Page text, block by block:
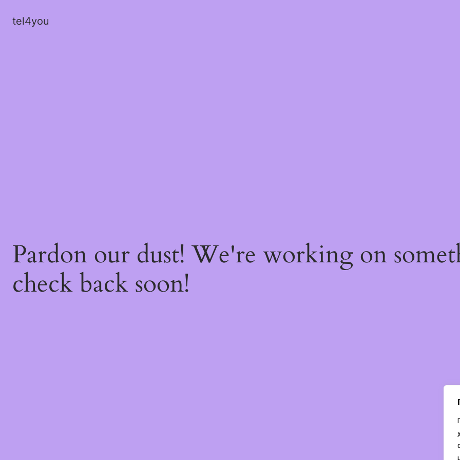
tel4you
Pardon our dust! We're working on
check back soon!